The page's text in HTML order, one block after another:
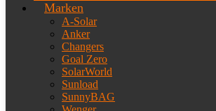
Marken
A-Solar
Anker
Changers
Goal Zero
SolarWorld
Sunload
SunnyBAG